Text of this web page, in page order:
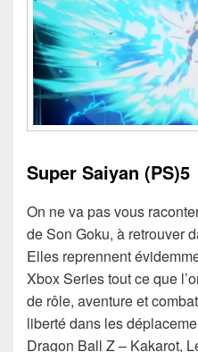
Super Saiyan (PS)5
On ne va pas vous
de Son Goku, à retrouver
Elles reprennent
Xbox Series tout ce que
de rôle, aventure et
liberté dans les
Dragon Ball Z – Kakarot,